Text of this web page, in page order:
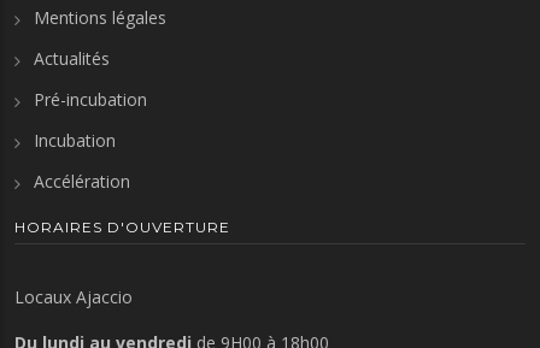
Mentions légales
Actualités
Pré-incubation
Incubation
Accélération
HORAIRES D'OUVERTURE
Locaux Ajaccio
Du lundi au vendredi de 9H00 à 18h00